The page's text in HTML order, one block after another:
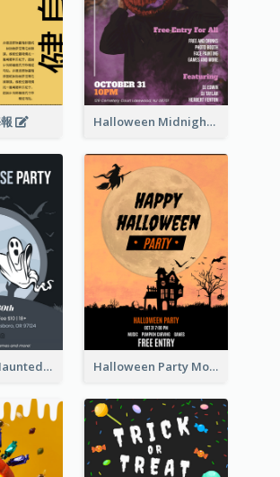
Halloween Midnight Party Poster
Halloween Haunted House Party Poster Halloween Party Moon Photo Poster